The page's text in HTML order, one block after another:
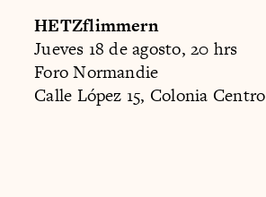
HETZflimmern
Jueves 18 de agosto, 20 hrs
Foro Normandie
Calle López 15, Colonia Centro